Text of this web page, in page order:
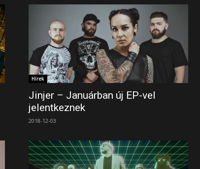
Hírek
Jinjer – Januárban új EP-vel
jelentkeznek
2018-12-03